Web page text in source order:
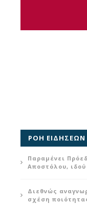
ΡΟΗ ΕΙΔΗΣΕΩΝ
Παραμένει
Αποστόλου,
Διεθνώς
σχέση